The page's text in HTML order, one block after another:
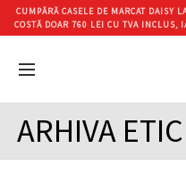
ARHIVA
CUMPĂRĂ CASELE DE MARCAT DAISY
COSTĂ DOAR 760 LEI CU TVA INCLUS,